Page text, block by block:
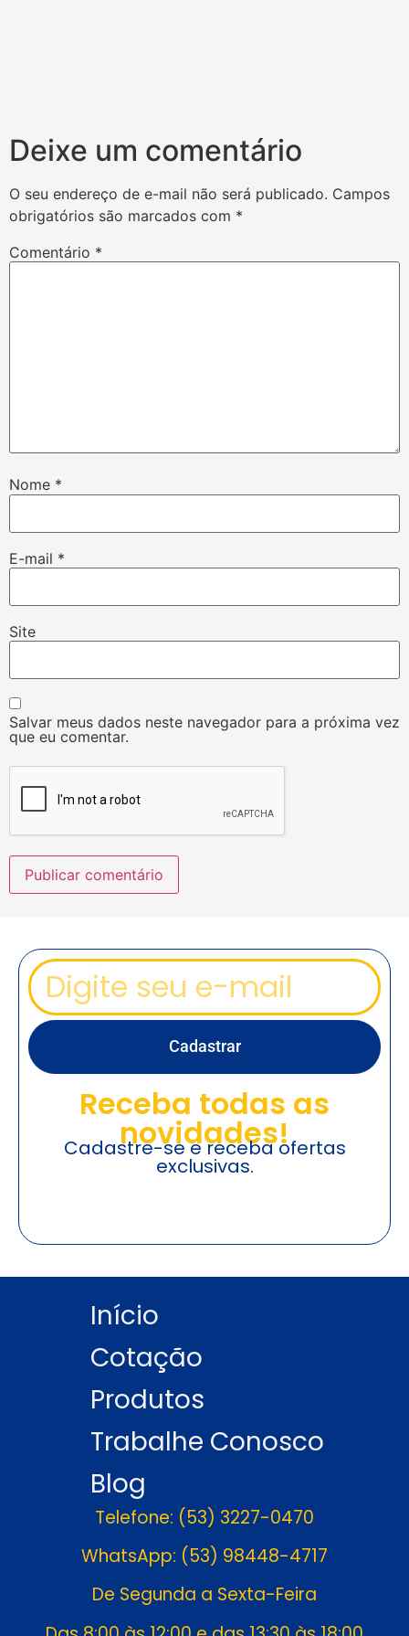
Deixe um comentário
O seu endereço de e-mail não será publicado. Campos
obrigatórios são marcados com *
Comentário *
Nome *
E-mail *
Site
Salvar meus dados neste navegador para a próxima vez
que eu comentar.
Cadastrar
Receba todas as
novidades!
Cadastre-se e receba ofertas
exclusivas.
Início
Cotação
Produtos
Trabalhe Conosco
Blog
Telefone: (53) 3227-0470
WhatsApp: (53) 98448-4717
De Segunda a Sexta-Feira